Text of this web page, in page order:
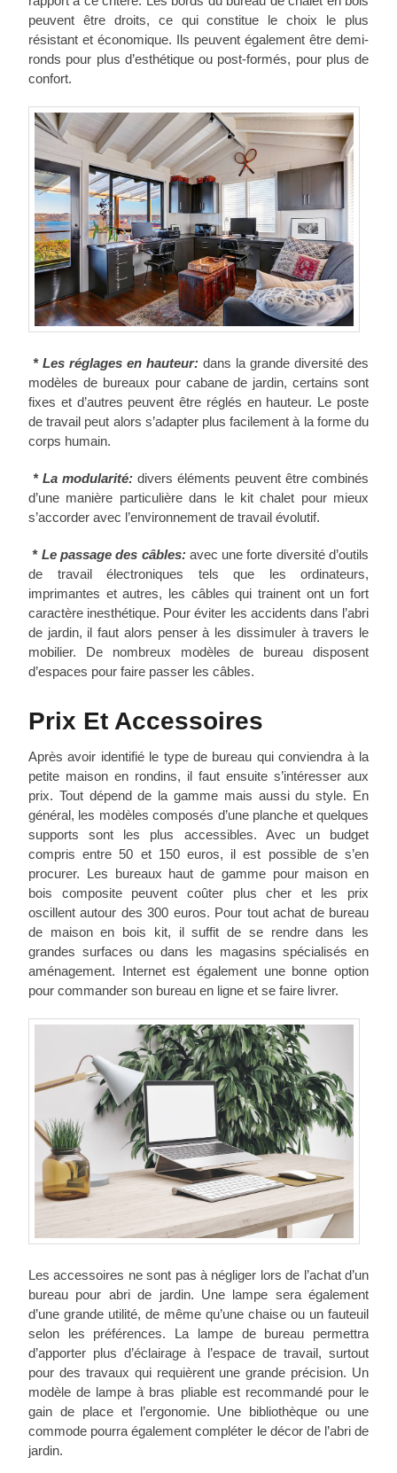
peuvent être droits, ce qui constitue le choix le plus
résistant et économique. Ils peuvent également être demi-
ronds pour plus d’esthétique ou post-formés, pour plus de
confort.
* Les réglages en hauteur: dans la grande diversité des
modèles de bureaux pour cabane de jardin, certains sont
fixes et d’autres peuvent être réglés en hauteur. Le poste
de travail peut alors s’adapter plus facilement à la forme du
corps humain.
* La modularité: divers éléments peuvent être combinés
d’une manière particulière dans le kit chalet pour mieux
s’accorder avec l’environnement de travail évolutif.
* Le passage des câbles:avec une forte diversité d’outils
de travail électroniques tels que les ordinateurs,
imprimantes et autres, les câbles qui trainent ont un fort
caractère inesthétique. Pour éviter les accidents dans l’abri
de jardin, il faut alors penser à les dissimuler à travers le
mobilier. De nombreux modèles de bureau disposent
d’espaces pour faire passer les câbles.
Prix Et Accessoires
Après avoir identifié le type de bureau qui conviendra à la
petite maison en rondins, il faut ensuite s’intéresser aux
prix. Tout dépend de la gamme mais aussi du style. En
général, les modèles composés d’une planche et quelques
supports sont les plus accessibles. Avec un budget
compris entre 50 et 150 euros, il est possible de s’en
procurer. Les bureaux haut de gamme pour maison en
bois composite peuvent coûter plus cher et les prix
oscillent autour des 300 euros. Pour tout achat de bureau
de maison en bois kit, il suffit de se rendre dans les
grandes surfaces ou dans les magasins spécialisés en
aménagement. Internet est également une bonne option
pour commander son bureau en ligne et se faire livrer.
Les accessoires ne sont pas à négliger lors de l’achat d’un
bureau pour abri de jardin. Une lampe sera également
d’une grande utilité, de même qu’une chaise ou un fauteuil
selon les préférences. La lampe de bureau permettra
d’apporter plus d’éclairage à l’espace de travail, surtout
pour des travaux qui requièrent une grande précision. Un
modèle de lampe à bras pliable est recommandé pour le
gain de place et l’ergonomie. Une bibliothèque ou une
commode pourra également compléter le décor de l’abri de
jardin.